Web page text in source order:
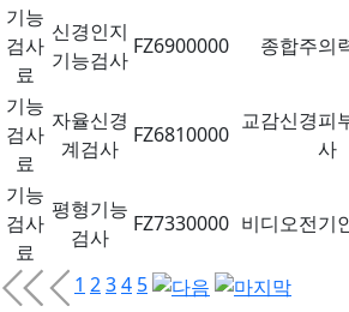
기능
검사
료
신경인지
기능검사
FZ6900000 종합주의
기능
검사
료
자율신경
계검사
FZ6810000
교감신경피
사
기능
검사
료
평형기능
검사
FZ7330000 비디오전기
1 234 5